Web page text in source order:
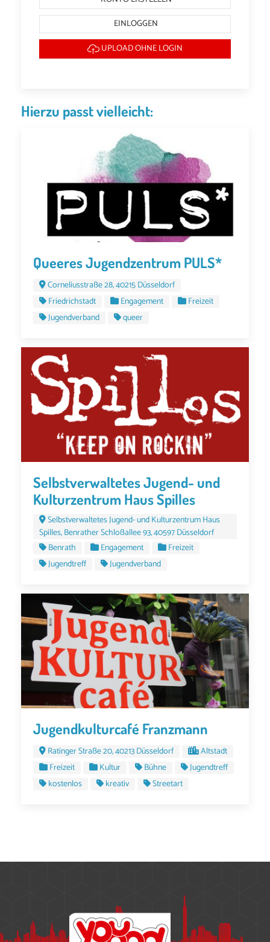
EINLOGGEN
UPLOAD OHNE LOGIN
Hierzu passt vielleicht:
Queeres Jugendzentrum PULS*
Corneliusstraße 28, 40215 Düsseldorf
Friedrichstadt
Engagement
Freizeit
Jugendverband
queer
Selbstverwaltetes Jugend- und
Kulturzentrum Haus Spilles
Selbstverwaltetes Jugend- und Kulturzentrum Haus
Spilles, Benrather Schloßallee 93, 40597 Düsseldorf
Benrath
Engagement
Freizeit
Jugendtreff
Jugendverband
Jugendkulturcafé Franzmann
Ratinger Straße 20, 40213 Düsseldorf
Altstadt
Freizeit
Kultur Bühne
Jugendtreff
kostenlos
kreativ Streetart